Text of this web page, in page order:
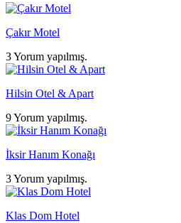
Çakır Motel
3 Yorum yapılmış.
Hilsin Otel & Apart
9 Yorum yapılmış.
İksir Hanım Konağı
3 Yorum yapılmış.
Klas Dom Hotel